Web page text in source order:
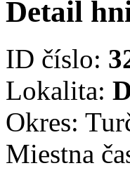
Detail
ID číslo:
Lokalita:
Okres:
Miestna